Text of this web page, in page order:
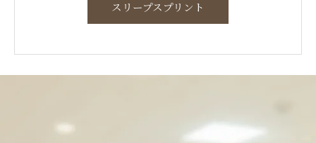
スリープスプリント